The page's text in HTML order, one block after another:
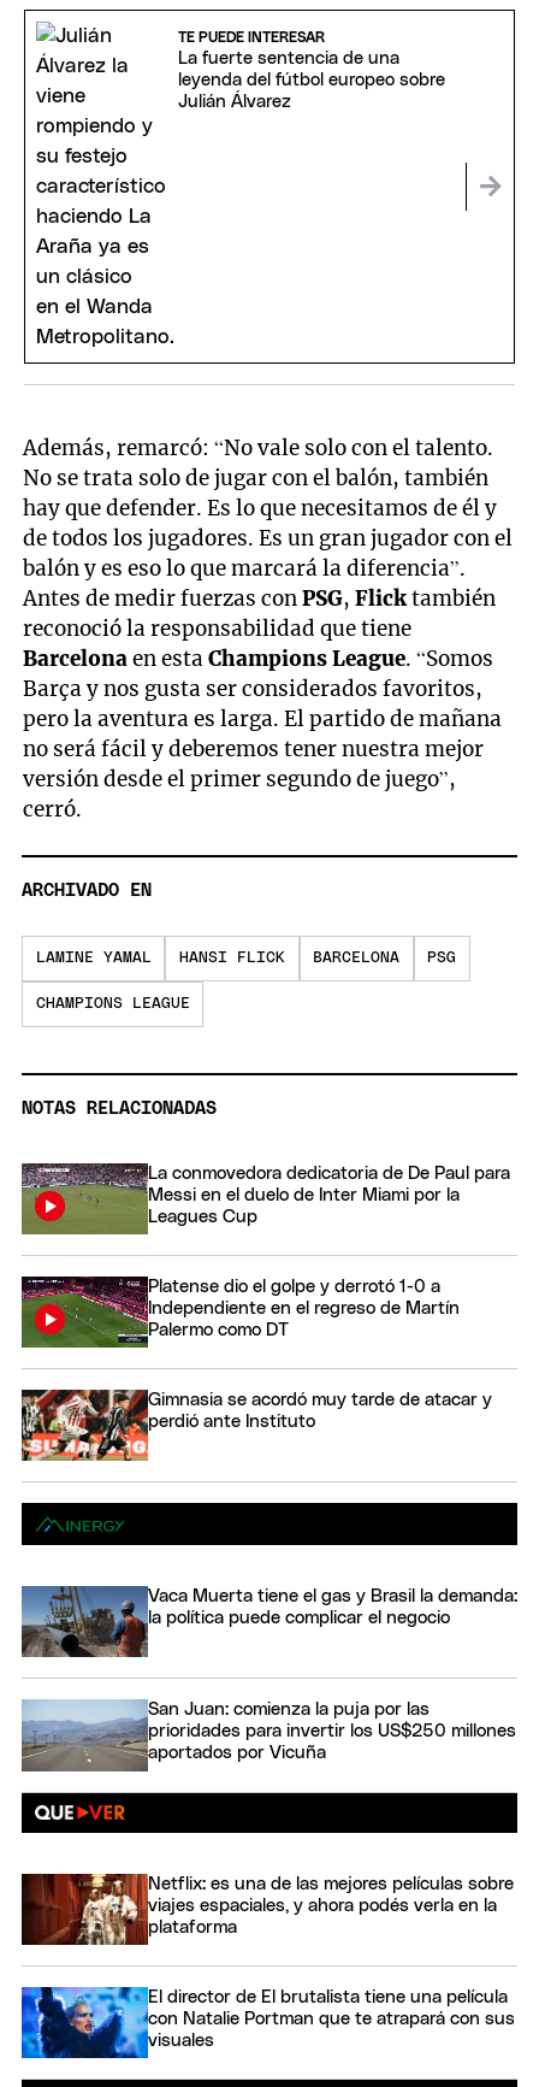
TE PUEDE INTERESAR
La fuerte sentencia de una
leyenda del fútbol europeo sobre
Julián Álvarez
Además, remarcó: “No vale solo con el talento.
No se trata solo de jugar con el balón, también
hay que defender. Es lo que necesitamos de él y
de todos los jugadores. Es un gran jugador con el
balón y es eso lo que marcará la diferencia”.
Antes de medir fuerzas conPSG,Flicktambién
reconoció la responsabilidad que tiene
Barcelonaen estaChampions League. “Somos
Barça y nos gusta ser considerados favoritos,
pero la aventura es larga. El partido de mañana
no será fácil y deberemos tener nuestra mejor
versión desde el primer segundo de juego”,
cerró.
ARCHIVADO EN
LAMINE YAMAL HANSI FLICK BARCELONA PSG
CHAMPIONS LEAGUE
NOTAS RELACIONADAS
La conmovedora dedicatoria de De Paul para
Messi en el duelo de Inter Miami por la
Leagues Cup
Platense dio el golpe y derrotó 1-0 a
Independiente en el regreso de Martín
Palermo como DT
Gimnasia se acordó muy tarde de atacar y
perdió ante Instituto
Vaca Muerta tiene el gas y Brasil la demanda:
la política puede complicar el negocio
San Juan: comienza la puja por las
prioridades para invertir los US$250 millones
aportados por Vicuña
Netflix: es una de las mejores películas sobre
viajes espaciales, y ahora podés verla en la
plataforma
El director de El brutalista tiene una película
con Natalie Portman que te atrapará con sus
visuales